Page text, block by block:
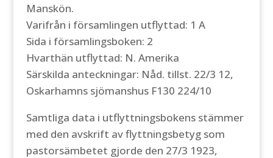
Manskön.
Varifrån i församlingen utflyttad: 1 A
Sida i församlingsboken: 2
Hvarthän utflyttad: N. Amerika
Särskilda anteckningar: Nåd. tillst. 22/3 12,
Oskarhamns sjömanshus F130 224/10
Samtliga data i utflyttningsbokens stämmer
med den avskrift av flyttningsbetyg som
pastorsämbetet gjorde den 27/3 1923,